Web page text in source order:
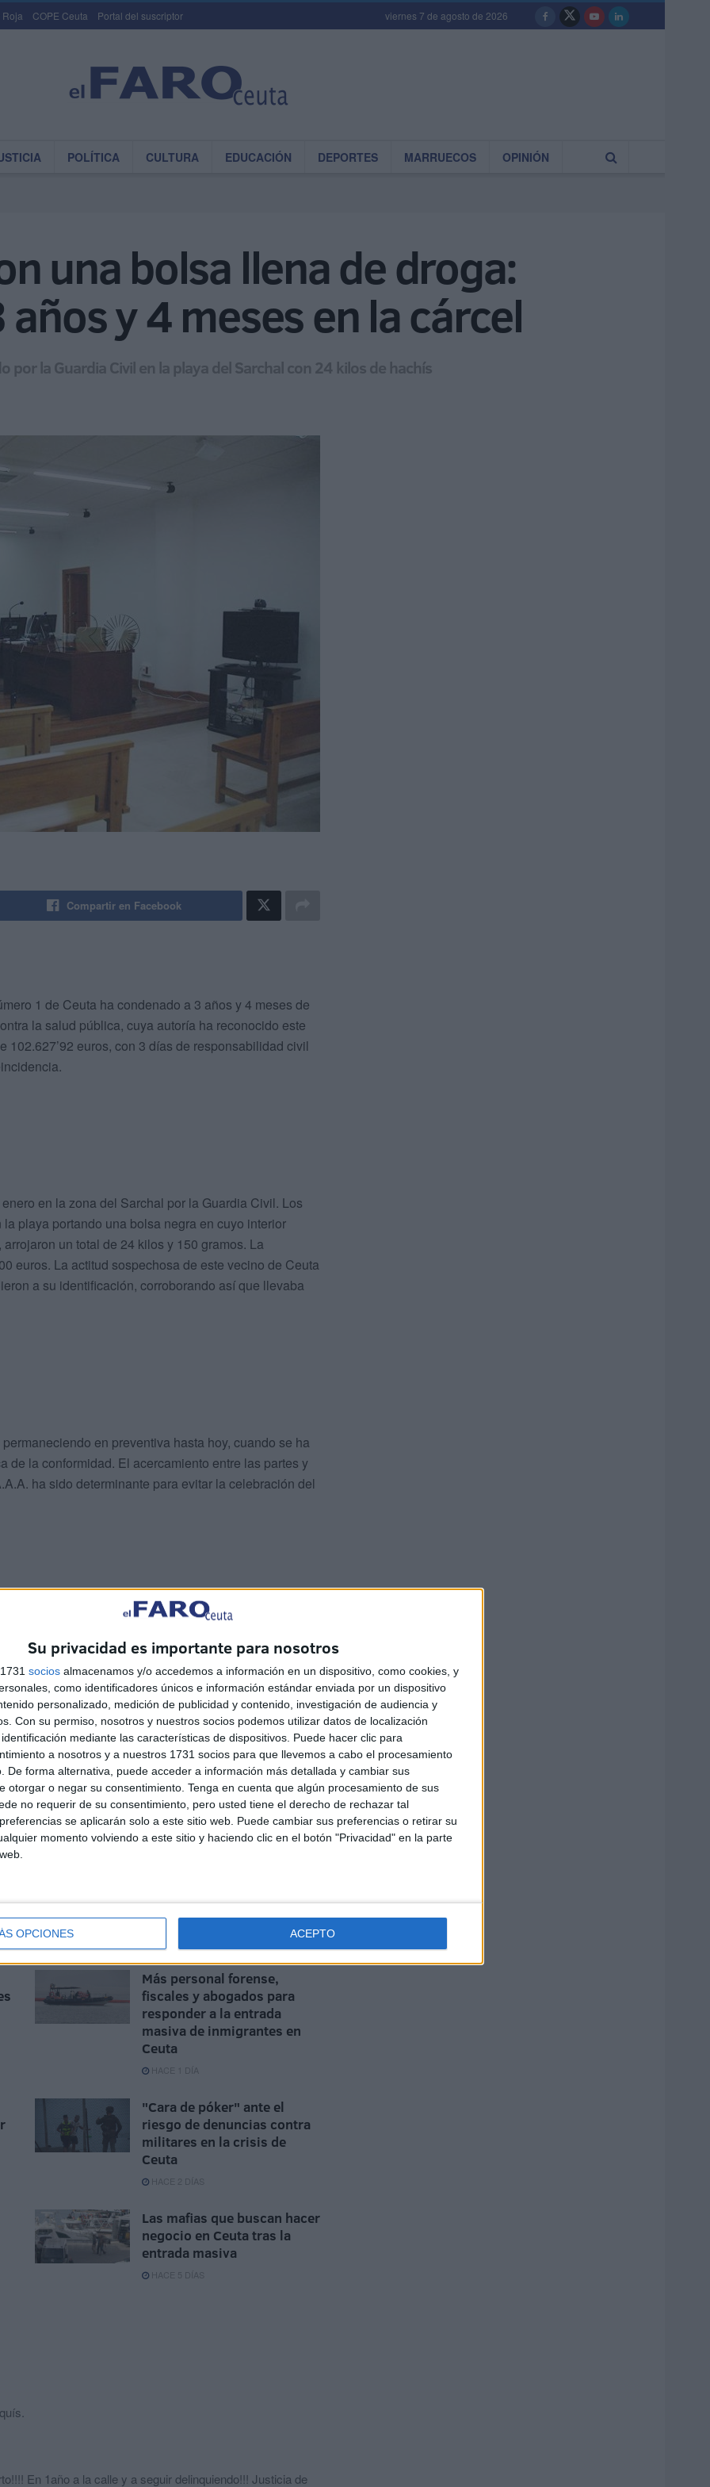
Su privacidad es importante para nosotros
socios almacenamos y/o accedemos a información en un dispositivo, como cookies, y
como identificadores únicos e información estándar enviada por un dispositivo
personalizado, medición de publicidad y contenido, investigación de audiencia y
Con su permiso, nosotros y nuestros socios podemos utilizar datos de localización
mediante las características de dispositivos. Puede hacer clic para
a nosotros y a nuestros 1731 socios para que llevemos a cabo el procesamiento
De forma alternativa, puede acceder a información más detallada y cambiar sus
otorgar o negar su consentimiento. Tenga en cuenta que algún procesamiento de sus
no requerir de su consentimiento, pero usted tiene el derecho de rechazar tal
se aplicarán solo a este sitio web. Puede cambiar sus preferencias o retirar su
momento volviendo a este sitio y haciendo clic en el botón "Privacidad" en la parte
OPCIONES ACEPTO
Roja COPE Ceuta Portal del suscriptor viernes 7 de agosto de 2026
POLÍTICA CULTURA EDUCACIÓN DEPORTES MARRUECOS OPINIÓN
una bolsa llena de droga:
y 4 meses en la cárcel
la Guardia Civil en la playa del Sarchal con 24 kilos de hachís
Compartir en Facebook
1 de Ceuta ha condenado a 3 años y 4 meses de
la salud pública, cuya autoría ha reconocido este
euros, con 3 días de responsabilidad civil
en la zona del Sarchal por la Guardia Civil. Los
playa portando una bolsa negra en cuyo interior
un total de 24 kilos y 150 gramos. La
euros. La actitud sospechosa de este vecino de Ceuta
a su identificación, corroborando así que llevaba
en preventiva hasta hoy, cuando se ha
la conformidad. El acercamiento entre las partes y
ha sido determinante para evitar la celebración del
los servicios antidroga llevados a cabo por las
debido al cierre de la frontera y a la
la marítima. Las pequeñas organizaciones
del narcotráfico cuentan con enlaces que se dedican a
En este caso concreto, el acusado fue localizado en la
su poder.
Más personal forense,
fiscales y abogados para
responder a la entrada
masiva de inmigrantes en
Ceuta
HACE 1 DÍA
"Cara de póker" ante el
riesgo de denuncias contra
militares en la crisis de
Ceuta
HACE 2 DÍAS
Las mafias que buscan hacer
negocio en Ceuta tras la
entrada masiva
HACE 5 DÍAS
En 1año a la calle y a seguir delinquiendo!!! Justicia de